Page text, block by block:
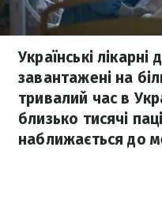
Українські лікарні
завантажені на
тривалий час в
близько тисячі
наближається до